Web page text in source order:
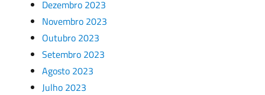
Dezembro 2023
Novembro 2023
Outubro 2023
Setembro 2023
Agosto 2023
Julho 2023